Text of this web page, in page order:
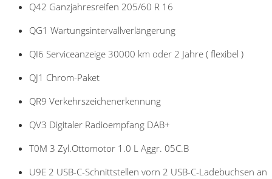
Q42 Ganzjahresreifen 205/60 R 16
QG1 Wartungsintervallverlängerung
QI6 Serviceanzeige 30000 km oder 2 Jahre ( flexibel )
QJ1 Chrom-Paket
QR9 Verkehrszeichenerkennung
QV3 Digitaler Radioempfang DAB+
T0M 3 Zyl.Ottomotor 1.0 L Aggr. 05C.B
U9E 2 USB-C-Schnittstellen vorn 2 USB-C-Ladebuchsen an